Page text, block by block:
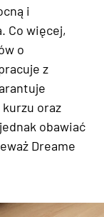
i
Co więcej,
o
z
oraz
obawiać
Dreame